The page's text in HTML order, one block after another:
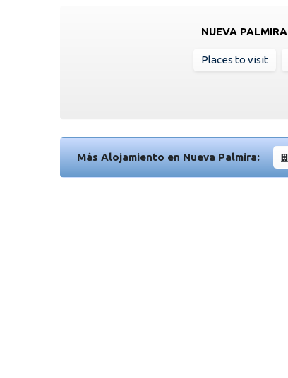
NUEVA PALMIRA
Places to visit
Más Alojamiento en Nueva Palmira: